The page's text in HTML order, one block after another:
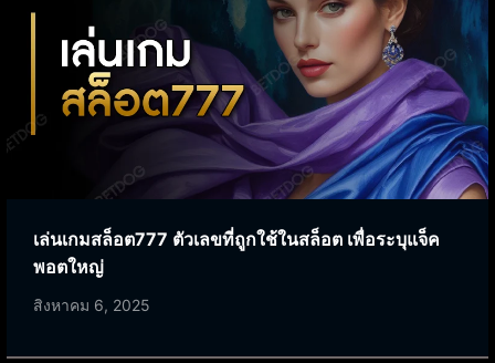
เล่นเกมสล็อต777 ตัวเลขที่ถูกใช้ในสล็อต เพื่อระบุแจ็ค
พอตใหญ่
สิงหาคม 6, 2025